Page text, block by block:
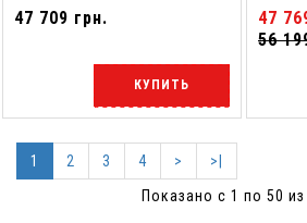
47 709 грн.
КУПИТЬ
47
56
1 2 3 4 >
>|
Показано с 1 по 50